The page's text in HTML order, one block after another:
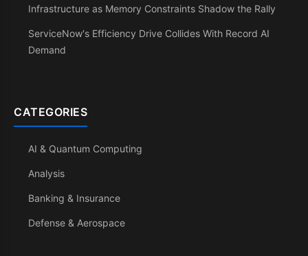
Infrastructure as Memory Constraints Shadow the Rally
ServiceNow's Efficiency Drive Collides With Record AI
Demand
CATEGORIES
AI & Quantum Computing
Analysis
Banking & Insurance
Defense & Aerospace